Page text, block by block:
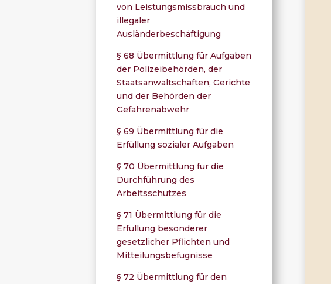
von Leistungsmissbrauch und
illegaler
Ausländerbeschäftigung
§ 68 Übermittlung für Aufgaben
der Polizeibehörden, der
Staatsanwaltschaften, Gerichte
und der Behörden der
Gefahrenabwehr
§ 69 Übermittlung für die
Erfüllung sozialer Aufgaben
§ 70 Übermittlung für die
Durchführung des
Arbeitsschutzes
§ 71 Übermittlung für die
Erfüllung besonderer
gesetzlicher Pflichten und
Mitteilungsbefugnisse
§ 72 Übermittlung für den